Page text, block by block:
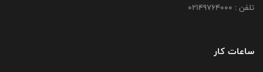
تلفن : 02149764000
ساعات کار